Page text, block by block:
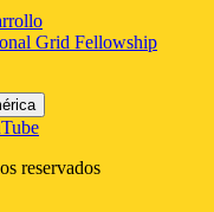
Grid Fellowship
reservados